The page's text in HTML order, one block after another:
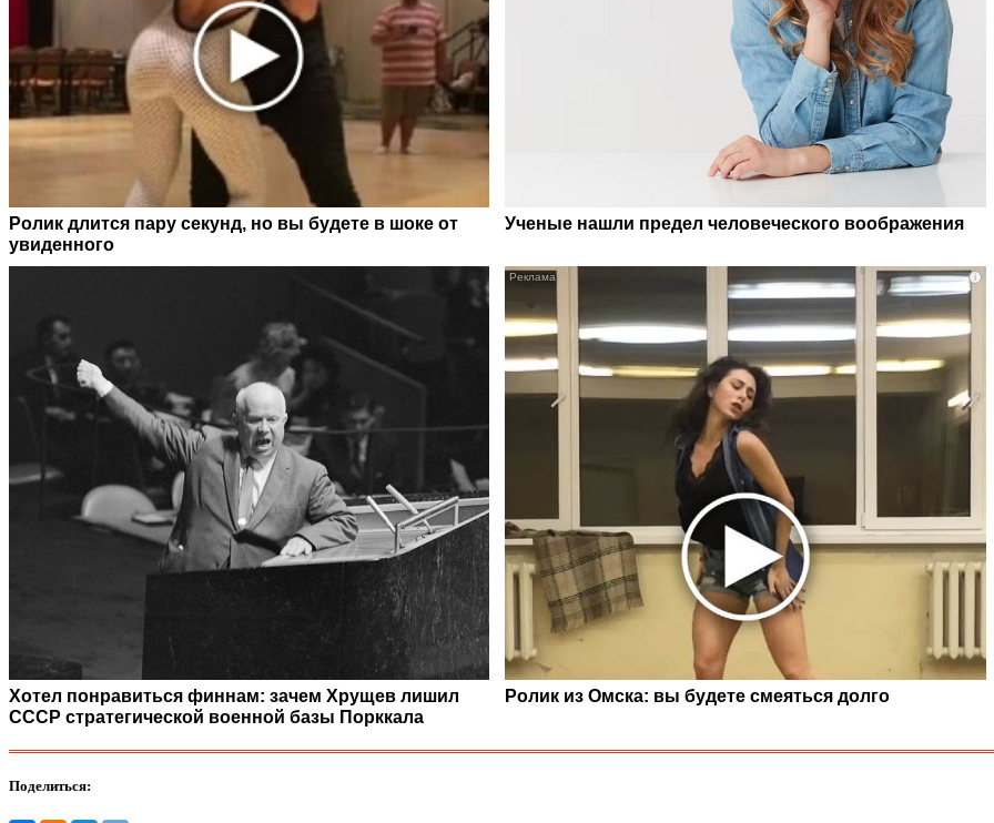
Ролик длится пару секунд, но вы будете в шоке от
увиденного
Ученые нашли предел человеческого воображения
Хотел понравиться финнам: зачем Хрущев лишил
СССР стратегической военной базы Порккала
i
Ролик из Омска: вы будете смеяться долго
Поделиться: